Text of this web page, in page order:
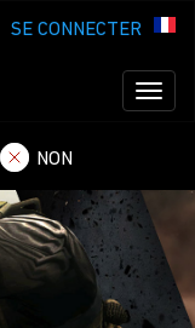
SE CONNECTER
NON